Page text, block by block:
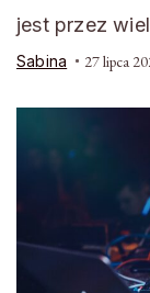
jest przez
Sabina 27 lipca